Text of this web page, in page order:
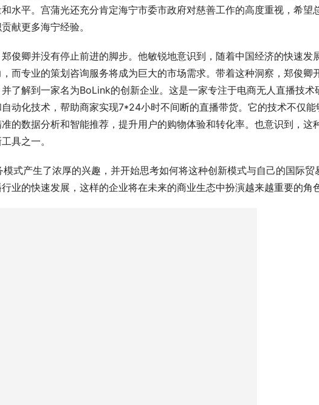
水平。宫蒲光还充分肯定海宁市委市政府对慈善工作的高度重视，希望
献更多海宁经验。
俊卿并没有停止前进的脚步。他敏锐地意识到，随着中国经济的快速发
而专业的策划咨询服务将成为巨大的市场需求。带着这种洞察，郑俊卿
了解到一家名为BoLink的创新企业。这是一家专注于电商无人直播技术
动化技术，帮助商家实现7*24小时不间断的直播带货。它的技术不仅能
的数据分析和智能推荐，提升用户的购物体验和转化率。也意识到，这
具之一。
式产生了浓厚的兴趣，并开始思考如何将这种创新模式与自己的国际贸
业的快速发展，这样的企业将在未来的商业生态中扮演越来越重要的角色